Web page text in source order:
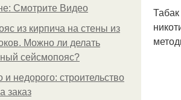
Смотрите Видео
из кирпича на стены из
Можно ли делать
сейсмопояс?
и недорого: строительство
заказ